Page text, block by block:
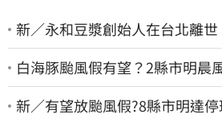
新／永和豆漿創始人在台北離
白海豚颱風假有望？2縣市明晨
新／有望放颱風假?8縣市明達